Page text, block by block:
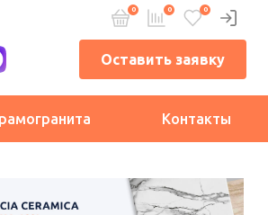
Оставить заявку
Контакты